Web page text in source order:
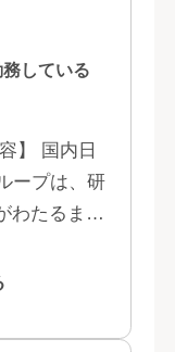
している
ープは、研
わたるまで
もに他社に